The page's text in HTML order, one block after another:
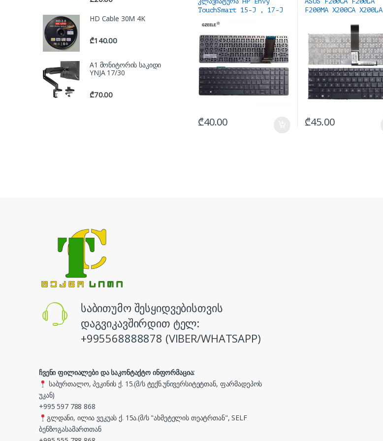
TouchSmart 15-J , 17-J
₾40.00
F200MA X200CA X200LA
₾45.00
HD Cable 30M 4K
₾140.00
A1 მონიტორის საკიდი
YNJA 17/30
₾70.00
საბითუმო შესყიდვებისთვის
დაგვიკავშირდით ტელ:
+995568888878 (VIBER/WHATSAPP)
ჩვენი ფილიალები და საკონტაქტო ინფორმაცია:
საბურთალო, პეკინის ქ. 15.(მ/ს ტექნ.უნივერსიტეტთან, ფარმადეპოს
უკან)
+995 597 788 868
გლდანი, ილია ვეკუას ქ. 15ა.(მ/ს "ახმეტელის თეატრთან", SELF
ბენზოგასამართთან